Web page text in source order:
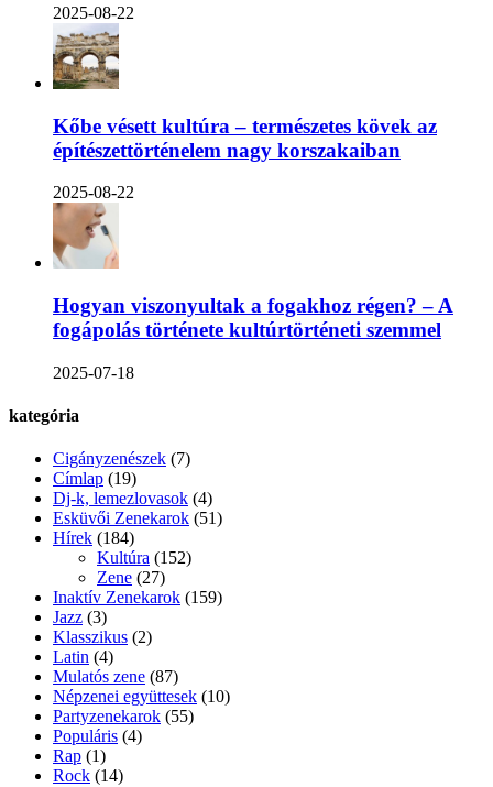
2025-08-22
Kőbe vésett kultúra – természetes kövek az
építészettörténelem nagy korszakaiban
2025-08-22
Hogyan viszonyultak a fogakhoz régen? – A
fogápolás története kultúrtörténeti szemmel
2025-07-18
kategória
Cigányzenészek (7)
Címlap (19)
Dj-k, lemezlovasok (4)
Esküvői Zenekarok (51)
Hírek (184)
Kultúra (152)
Zene (27)
Inaktív Zenekarok (159)
Jazz (3)
Klasszikus (2)
Latin (4)
Mulatós zene (87)
Népzenei együttesek (10)
Partyzenekarok (55)
Populáris (4)
Rap (1)
Rock (14)